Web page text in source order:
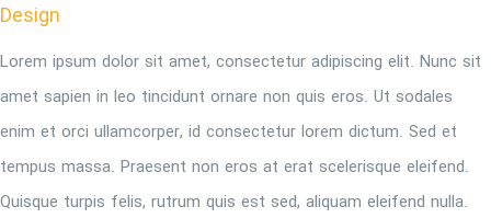
Design
Lorem ipsum dolor sit amet, consectetur adipiscing elit. Nunc sit
amet sapien in leo tincidunt ornare non quis eros. Ut sodales
enim et orci ullamcorper, id consectetur lorem dictum. Sed et
tempus massa. Praesent non eros at erat scelerisque eleifend.
Quisque turpis felis, rutrum quis est sed, aliquam eleifend nulla.